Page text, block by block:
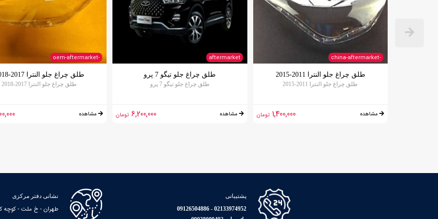
-china-aftermarket
طلق چراغ جلو النترا 2011-2015
طلق چراغ جلو النترا 2011-2015
مشاهده 1,400,000 تومان
aftermarket
طلق چراغ جلو تیگو 7 پرو
طلق چراغ جلو تیگو 7 پرو
مشاهده 6,200,000 تومان
-oem-aftermarket
طلق چراغ جلو النترا 2017-2018
طلق چراغ جلو النترا 2017-2018
مشاهده
پشتیبانی
02133974952 - 09126504886
نشانی دفتر مرکزی
طهران - خ ملت - کوچه کاوه -